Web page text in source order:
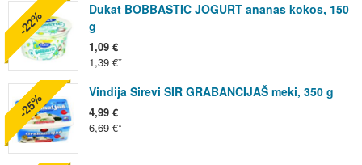
Dukat BOBBASTIC JOGURT ananas kokos, 150
g
1,09 €
1,39 €
-22%
Vindija Sirevi SIR GRABANCIJAŠ meki, 350 g
4,99 €
6,69 €
-25%